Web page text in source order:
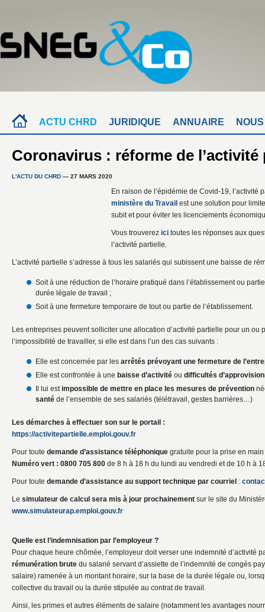
ACTU CHRD JURIDIQUE ANNUAIRE
Coronavirus : réforme de l’activité
L'ACTU DU CHRD — 27 MARS 2020
En raison de l’épidémie de Covid-19, l’activité
ministère du Travail est une solution pour
subit et pour éviter les licenciements
Vous trouverez ici toutes les réponses aux
l’activité partielle.
L’activité partielle s’adresse à tous les salariés qui subissent une baisse de
Soit à une réduction de l’horaire pratiqué dans l’établissement ou
durée légale de travail ;
Soit à une fermeture temporaire de tout ou partie de l’établissement.
Les entreprises peuvent solliciter une allocation d’activité partielle pour un ou
l’impossibilité de travailler, si elle est dans l’un des cas suivants :
Elle est concernée par les arrêtés prévoyant une fermeture de
Elle est confrontée à une baisse d’activité ou difficultés
Il lui estimpossible de mettre en place les mesures de prévention
santé de l’ensemble de ses salariés (télétravail, gestes barrières…)
Les démarches à effectuer son sur le portail :
https://activitepartielle.emploi.gouv.fr
Pour toute demande d’assistance téléphonique gratuite pour la prise en
Numéro vert : 0800 705 800 de 8 h à 18 h du lundi au vendredi et de 10 h à
Pour toute demande d’assistance au support technique par courriel :
Le simulateur de calcul sera mis à jour prochainement sur le site du
www.simulateurap.emploi.gouv.fr
Quelle est l’indemnisation par l’employeur ?
Pour chaque heure chômée, l’employeur doit verser une indemnité d’activité
rémunération brute du salarié servant d’assiette de l’indemnité de congés
salaire) ramenée à un montant horaire, sur la base de la durée légale ou,
collective du travail ou la durée stipulée au contrat de travail.
Ainsi, les primes et autres éléments de salaire (notamment les avantages